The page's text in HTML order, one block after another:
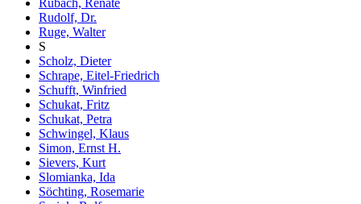
Rubach, Renate
Rudolf, Dr.
Ruge, Walter
S
Scholz, Dieter
Schrape, Eitel-Friedrich
Schufft, Winfried
Schukat, Fritz
Schukat, Petra
Schwingel, Klaus
Simon, Ernst H.
Sievers, Kurt
Slomianka, Ida
Söchting, Rosemarie